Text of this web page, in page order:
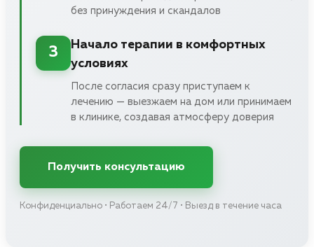
без принуждения и скандалов
3
Начало терапии в комфортных
условиях
После согласия сразу приступаем к
лечению — выезжаем на дом или принимаем
в клинике, создавая атмосферу доверия
Получить консультацию
Конфиденциально • Работаем 24/7 • Выезд в течение часа